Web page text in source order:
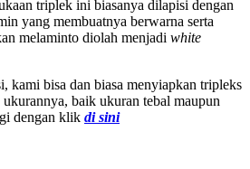
triplek ini biasanya dilapisi dengan
yang membuatnya berwarna serta
melaminto diolah menjadi white
kami bisa dan biasa menyiapkan tripleks
baik ukuran tebal maupun
dengan klik di sini